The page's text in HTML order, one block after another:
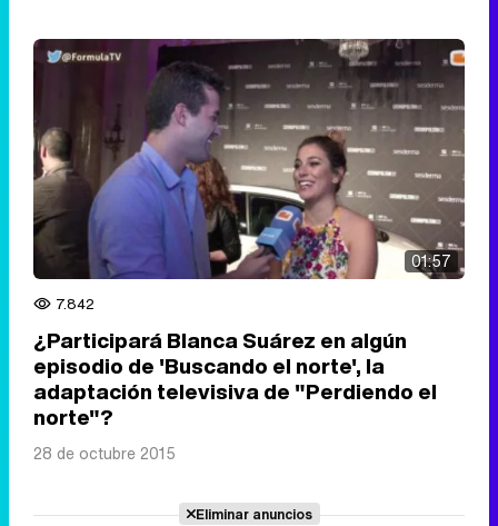
01:57
7.842
¿Participará Blanca Suárez en algún
episodio de 'Buscando el norte', la
adaptación televisiva de "Perdiendo el
norte"?
28 de octubre 2015
Eliminar anuncios